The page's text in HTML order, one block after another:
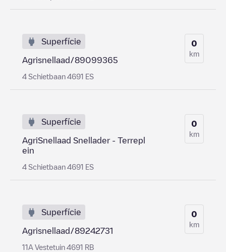
Superfície
Agrisnellaad/89099365
4 Schietbaan 4691 ES
0
km
Superfície
AgriSnellaad Snellader - Terrepl
ein
4 Schietbaan 4691 ES
0
km
Superfície
Agrisnellaad/89242731
11A Vestetuin 4691 RB
0
km